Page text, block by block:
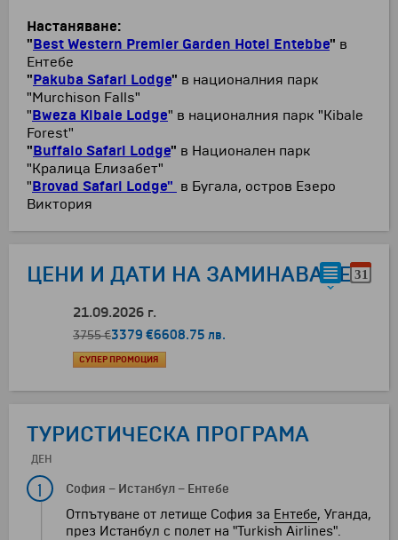
Настаняване:
"Best Western Premier Garden Hotel Entebbe" в
Ентебе
"Pakuba Safari Lodge" в националния парк
"Murchison Falls"
"Bweza Kibale Lodge" в националния парк "Kibale
Forest"
"Buffalo Safari Lodge" в Национален парк
"Кралица Елизабет"
"Brovad Safari Lodge" в Бугала, остров Езеро
Виктория
ЦЕНИ И ДАТИ НА ЗАМИНАВАНЕ
21.09.2026 г.
3755 €3379 €6608.75 лв.
СУПЕР ПРОМОЦИЯ
ТУРИСТИЧЕСКА ПРОГРАМА
ДЕН
1 София – Истанбул – Ентебе
Отпътуване от летище София за Ентебе, Уганда,
през Истанбул с полет на "Turkish Airlines".